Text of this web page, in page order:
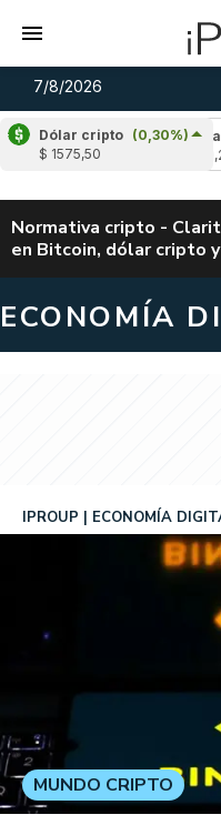
7/8/2026
Dólar cripto (0,30%)
$ 1575,50
Cardano
Normativa cripto -
en Bitcoin, dólar cripto
ECONOMÍA
IPROUP ECONOMÍA
MUNDO CRIPTO